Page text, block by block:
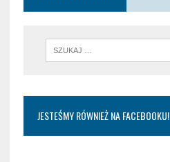
JESTEŚMY RÓWNIEŻ NA FACEBOOKU!